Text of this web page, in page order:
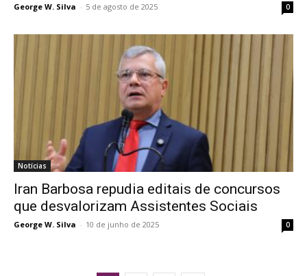
George W. Silva - 5 de agosto de 2025 0
Notícias
Iran Barbosa repudia editais de concursos
que desvalorizam Assistentes Sociais
George W. Silva - 10 de junho de 2025 0